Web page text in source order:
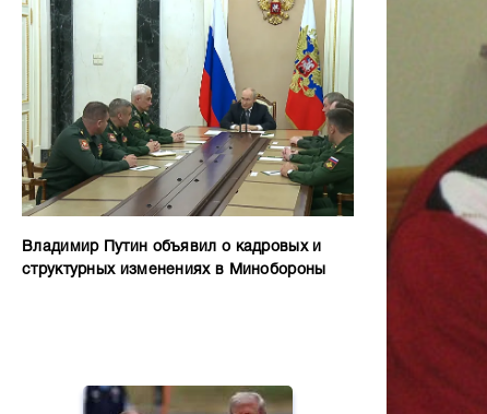
Владимир Путин объявил о кадровых и
структурных изменениях в Минобороны